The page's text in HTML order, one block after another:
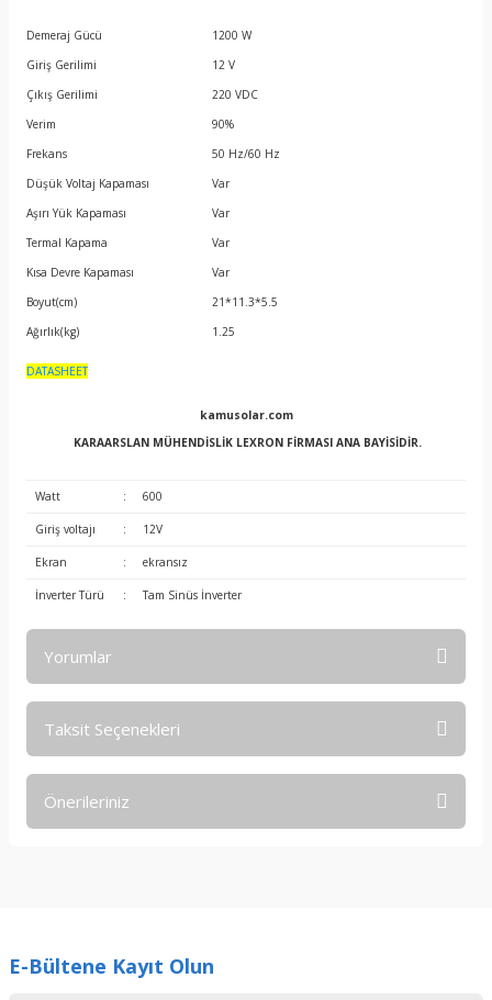
Demeraj Gücü
1200 W
Giriş Gerilimi
12 V
Çıkış Gerilimi
220 VDC
Verim
90%
Frekans
50 Hz/60 Hz
Düşük Voltaj Kapaması
Var
Aşırı Yük Kapaması
Var
Termal Kapama
Var
Kısa Devre Kapaması
Var
Boyut(cm)
21*11.3*5.5
Ağırlık(kg)
1.25
DATASHEET
kamusolar.com
KARAARSLAN MÜHENDİSLİK LEXRON FİRMASI ANA BAYİSİDİR.
Watt : 600
Giriş voltajı : 12V
Ekran : ekransız
İnverter Türü : Tam Sinüs İnverter
Yorumlar
Taksit Seçenekleri
Önerileriniz
Ürün resmi kalitesiz, bozuk veya görüntülenemiyor.
E-Bültene Kayıt Olun